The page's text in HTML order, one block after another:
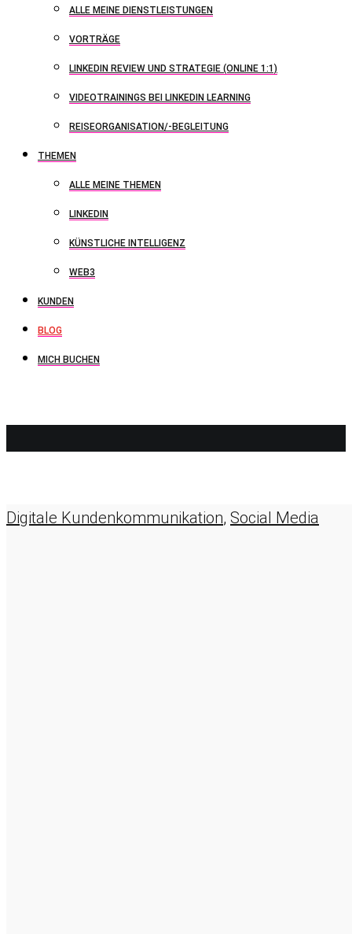
ALLE MEINE DIENSTLEISTUNGEN
VORTRÄGE
LINKEDIN REVIEW UND STRATEGIE (ONLINE 1:1)
VIDEOTRAININGS BEI LINKEDIN LEARNING
REISEORGANISATION/-BEGLEITUNG
THEMEN
ALLE MEINE THEMEN
LINKEDIN
KÜNSTLICHE INTELLIGENZ
WEB3
KUNDEN
BLOG
MICH BUCHEN
Digitale Kundenkommunikation, Social Media